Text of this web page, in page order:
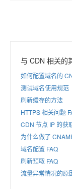
与 CDN 相关的
如何配置域名的
测试域名使用规范
刷新缓存的方法
HTTPS 相关问题
CDN 节点 IP 的获
为什么做了
域名配置 FAQ
刷新预取 FAQ
流量异常情况的原